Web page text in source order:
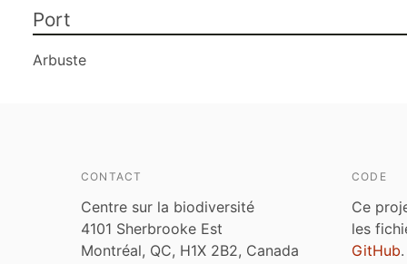
Port
Arbuste
CONTACT
Centre sur la biodiversité
4101 Sherbrooke Est
Montréal, QC, H1X 2B2, Canada
CODE
Ce
les
GitHub.